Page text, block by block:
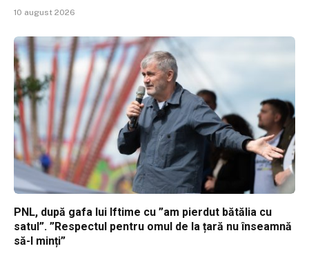
10 august 2026
PNL, după gafa lui Iftime cu ”am pierdut bătălia cu
satul”. ”Respectul pentru omul de la țară nu înseamnă
să-l minți”